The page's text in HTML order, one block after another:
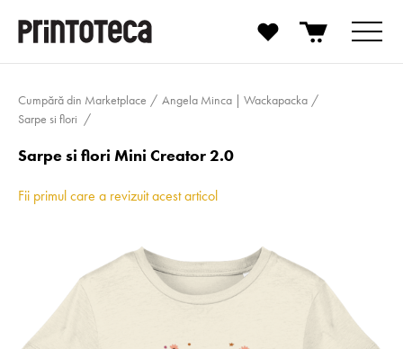
Cumpără din Marketplace
Angela Minca | Wackapacka
Sarpe si flori
Sarpe si flori Mini Creator 2.0
Fii primul care a revizuit acest articol